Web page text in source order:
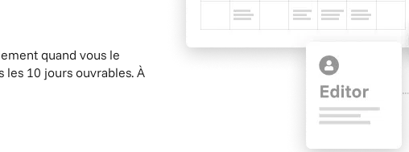
quand vous le
les 10 jours ouvrables. À